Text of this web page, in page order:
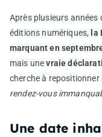
Après plusieurs
éditions numériques, la
marquant en
mais unevraie
cherche à
rendez-vous
Une date